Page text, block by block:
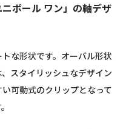
ボール ワン」の軸デザ
な形状です。オーバル形状
スタイリッシュなデザイン
可動式のクリップとなって